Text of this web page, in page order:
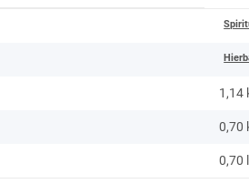
1,14
0,70
0,70 l